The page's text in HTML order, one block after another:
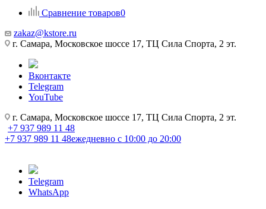
Сравнение товаров0
zakaz@kstore.ru
г. Самара, Московское шоссе 17, ТЦ Сила Спорта, 2 эт.
Вконтакте
Telegram
YouTube
г. Самара, Московское шоссе 17, ТЦ Сила Спорта, 2 эт.
+7 937 989 11 48
+7 937 989 11 48ежедневно с 10:00 до 20:00
Telegram
WhatsApp